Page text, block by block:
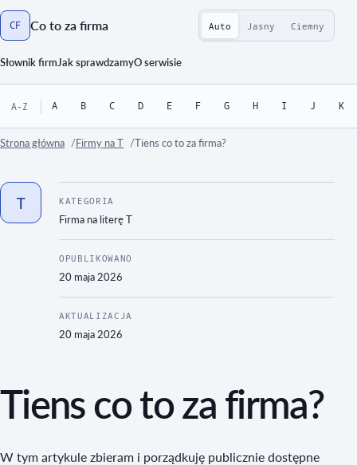
CF Co to za firma
Strona główna
Słownik firmJak sprawdzamyO serwisie
Auto Jasny Ciemny
A-Z A B C D E F G H I J K
Strona główna Firmy na T Tiens co to za firma?
T KATEGORIA
Firma na literęT
OPUBLIKOWANO
20 maja 2026
AKTUALIZACJA
20 maja 2026
Tiens co to za firma?
W tym artykule zbieram i porządkuję publicznie dostępne